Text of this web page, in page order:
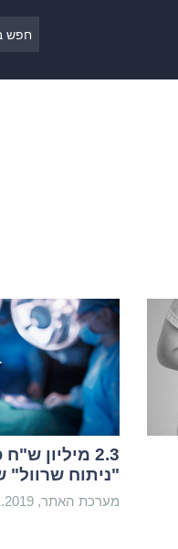
2.3 מיליון
"ניתוח שרוול"
מערכת האתר, 27.11.2019